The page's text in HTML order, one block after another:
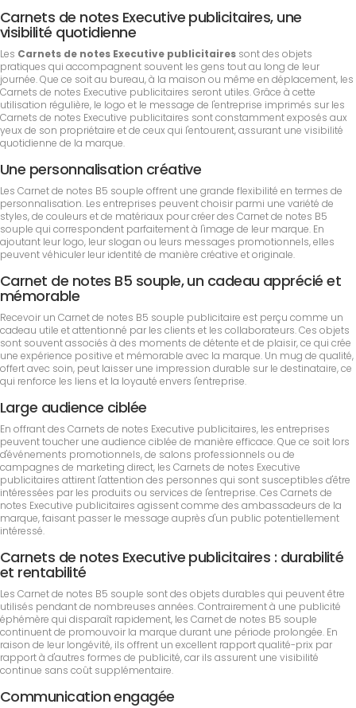
Carnets de notes Executive publicitaires, une
visibilité quotidienne
Les Carnets de notes Executive publicitaires sont des objets
pratiques qui accompagnent souvent les gens tout au long de leur
journée. Que ce soit au bureau, à la maison ou même en déplacement, les
Carnets de notes Executive publicitaires seront utiles. Grâce à cette
utilisation régulière, le logo et le message de l'entreprise imprimés sur les
Carnets de notes Executive publicitaires sont constamment exposés aux
yeux de son propriétaire et de ceux qui l'entourent, assurant une visibilité
quotidienne de la marque.
Une personnalisation créative
Les Carnet de notes B5 souple offrent une grande flexibilité en termes de
personnalisation. Les entreprises peuvent choisir parmi une variété de
styles, de couleurs et de matériaux pour créer des Carnet de notes B5
souple qui correspondent parfaitement à l'image de leur marque. En
ajoutant leur logo, leur slogan ou leurs messages promotionnels, elles
peuvent véhiculer leur identité de manière créative et originale.
Carnet de notes B5 souple, un cadeau apprécié et
mémorable
Recevoir un Carnet de notes B5 souple publicitaire est perçu comme un
cadeau utile et attentionné par les clients et les collaborateurs. Ces objets
sont souvent associés à des moments de détente et de plaisir, ce qui crée
une expérience positive et mémorable avec la marque. Un mug de qualité,
offert avec soin, peut laisser une impression durable sur le destinataire, ce
qui renforce les liens et la loyauté envers l'entreprise.
Large audience ciblée
En offrant des Carnets de notes Executive publicitaires, les entreprises
peuvent toucher une audience ciblée de manière efficace. Que ce soit lors
d'événements promotionnels, de salons professionnels ou de
campagnes de marketing direct, les Carnets de notes Executive
publicitaires attirent l'attention des personnes qui sont susceptibles d'être
intéressées par les produits ou services de l'entreprise. Ces Carnets de
notes Executive publicitaires agissent comme des ambassadeurs de la
marque, faisant passer le message auprès d'un public potentiellement
intéressé.
Carnets de notes Executive publicitaires : durabilité
et rentabilité
Les Carnet de notes B5 souple sont des objets durables qui peuvent être
utilisés pendant de nombreuses années. Contrairement à une publicité
éphémère qui disparaît rapidement, les Carnet de notes B5 souple
continuent de promouvoir la marque durant une période prolongée. En
raison de leur longévité, ils offrent un excellent rapport qualité-prix par
rapport à d'autres formes de publicité, car ils assurent une visibilité
continue sans coût supplémentaire.
Communication engagée